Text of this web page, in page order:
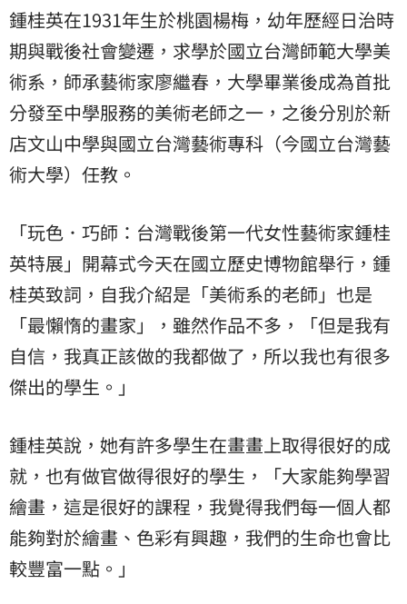
鍾桂英在1931年生於桃園楊梅，幼年歷經日治時
期與戰後社會變遷，求學於國立台灣師範大學美
術系，師承藝術家廖繼春，大學畢業後成為首批
分發至中學服務的美術老師之一，之後分別於新
店文山中學與國立台灣藝術專科（今國立台灣藝
術大學）任教。
「玩色．巧師：台灣戰後第一代女性藝術家鍾桂
英特展」開幕式今天在國立歷史博物館舉行，鍾
桂英致詞，自我介紹是「美術系的老師」也是
「最懶惰的畫家」，雖然作品不多，「但是我有
自信，我真正該做的我都做了，所以我也有很多
傑出的學生。」
鍾桂英說，她有許多學生在畫畫上取得很好的成
就，也有做官做得很好的學生，「大家能夠學習
繪畫，這是很好的課程，我覺得我們每一個人都
能夠對於繪畫、色彩有興趣，我們的生命也會比
較豐富一點。」